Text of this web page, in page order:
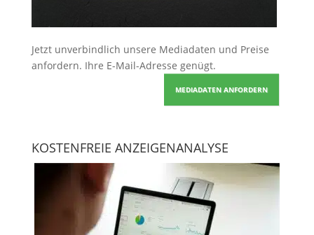
Jetzt unverbindlich unsere Mediadaten und Preise
anfordern. Ihre E-Mail-Adresse genügt.
MEDIADATEN ANFORDERN
KOSTENFREIE ANZEIGENANALYSE